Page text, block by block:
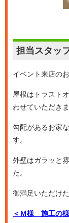
担当スタッ
イベント来店の
屋根はトラスト
わせていただきま
勾配があるお家
す。
外壁はガラッと
た。
御満足いただけ
＜Ｍ様 施工の